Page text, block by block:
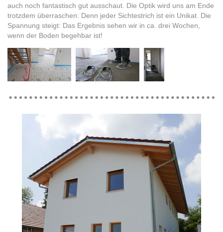
auch noch fantastisch gut ausschaut. Die Optik wird uns am Ende
trotzdem überraschen: Denn jeder Sichtestrich ist ein Unikat. Die
Spannung steigt: Das Ergebnis sehen wir in ca. drei Wochen,
wenn der Boden begehbar ist!